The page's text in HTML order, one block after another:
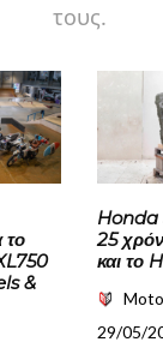
τους.
το
&
Honda
25
και το
29/05/